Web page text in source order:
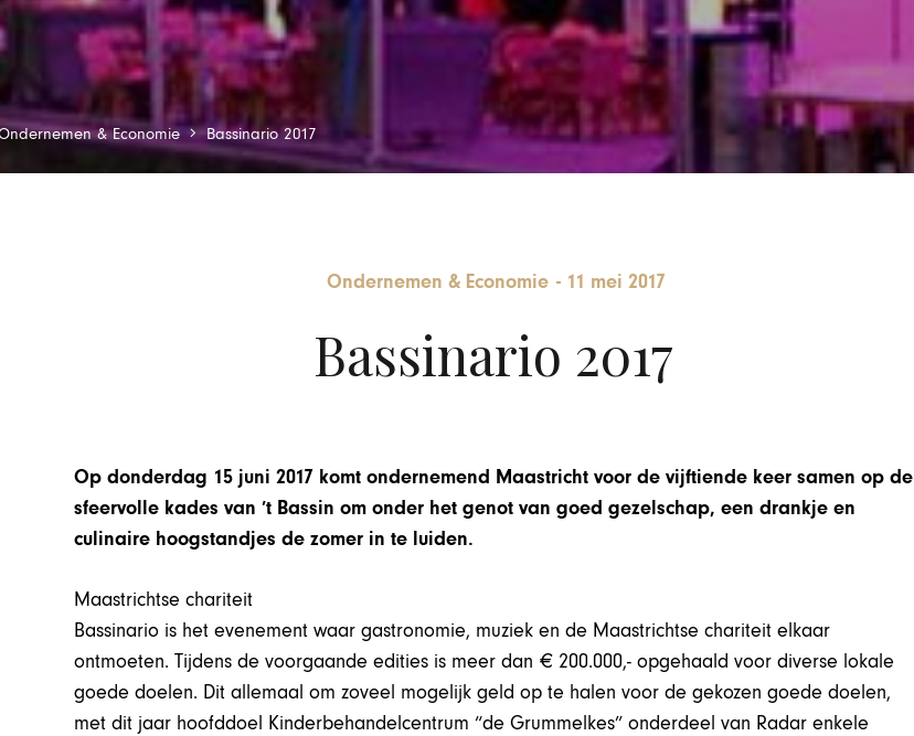
& Economie Bassinario 2017
Ondernemen & Economie - 11 mei 2017
Bassinario 2017
Op donderdag 15 juni 2017 komt ondernemend Maastricht voor de vijftiende keer samen op de
sfeervolle kades van ’t Bassin om onder het genot van goed gezelschap, een drankje en
culinaire hoogstandjes de zomer in te luiden.
Maastrichtse chariteit
Bassinario is het evenement waar gastronomie, muziek en de Maastrichtse chariteit elkaar
ontmoeten. Tijdens de voorgaande edities is meer dan € 200.000,- opgehaald voor diverse lokale
goede doelen. Dit allemaal om zoveel mogelijk geld op te halen voor de gekozen goede doelen,
met dit jaar hoofddoel Kinderbehandelcentrum “de Grummelkes” onderdeel van Radar enkele